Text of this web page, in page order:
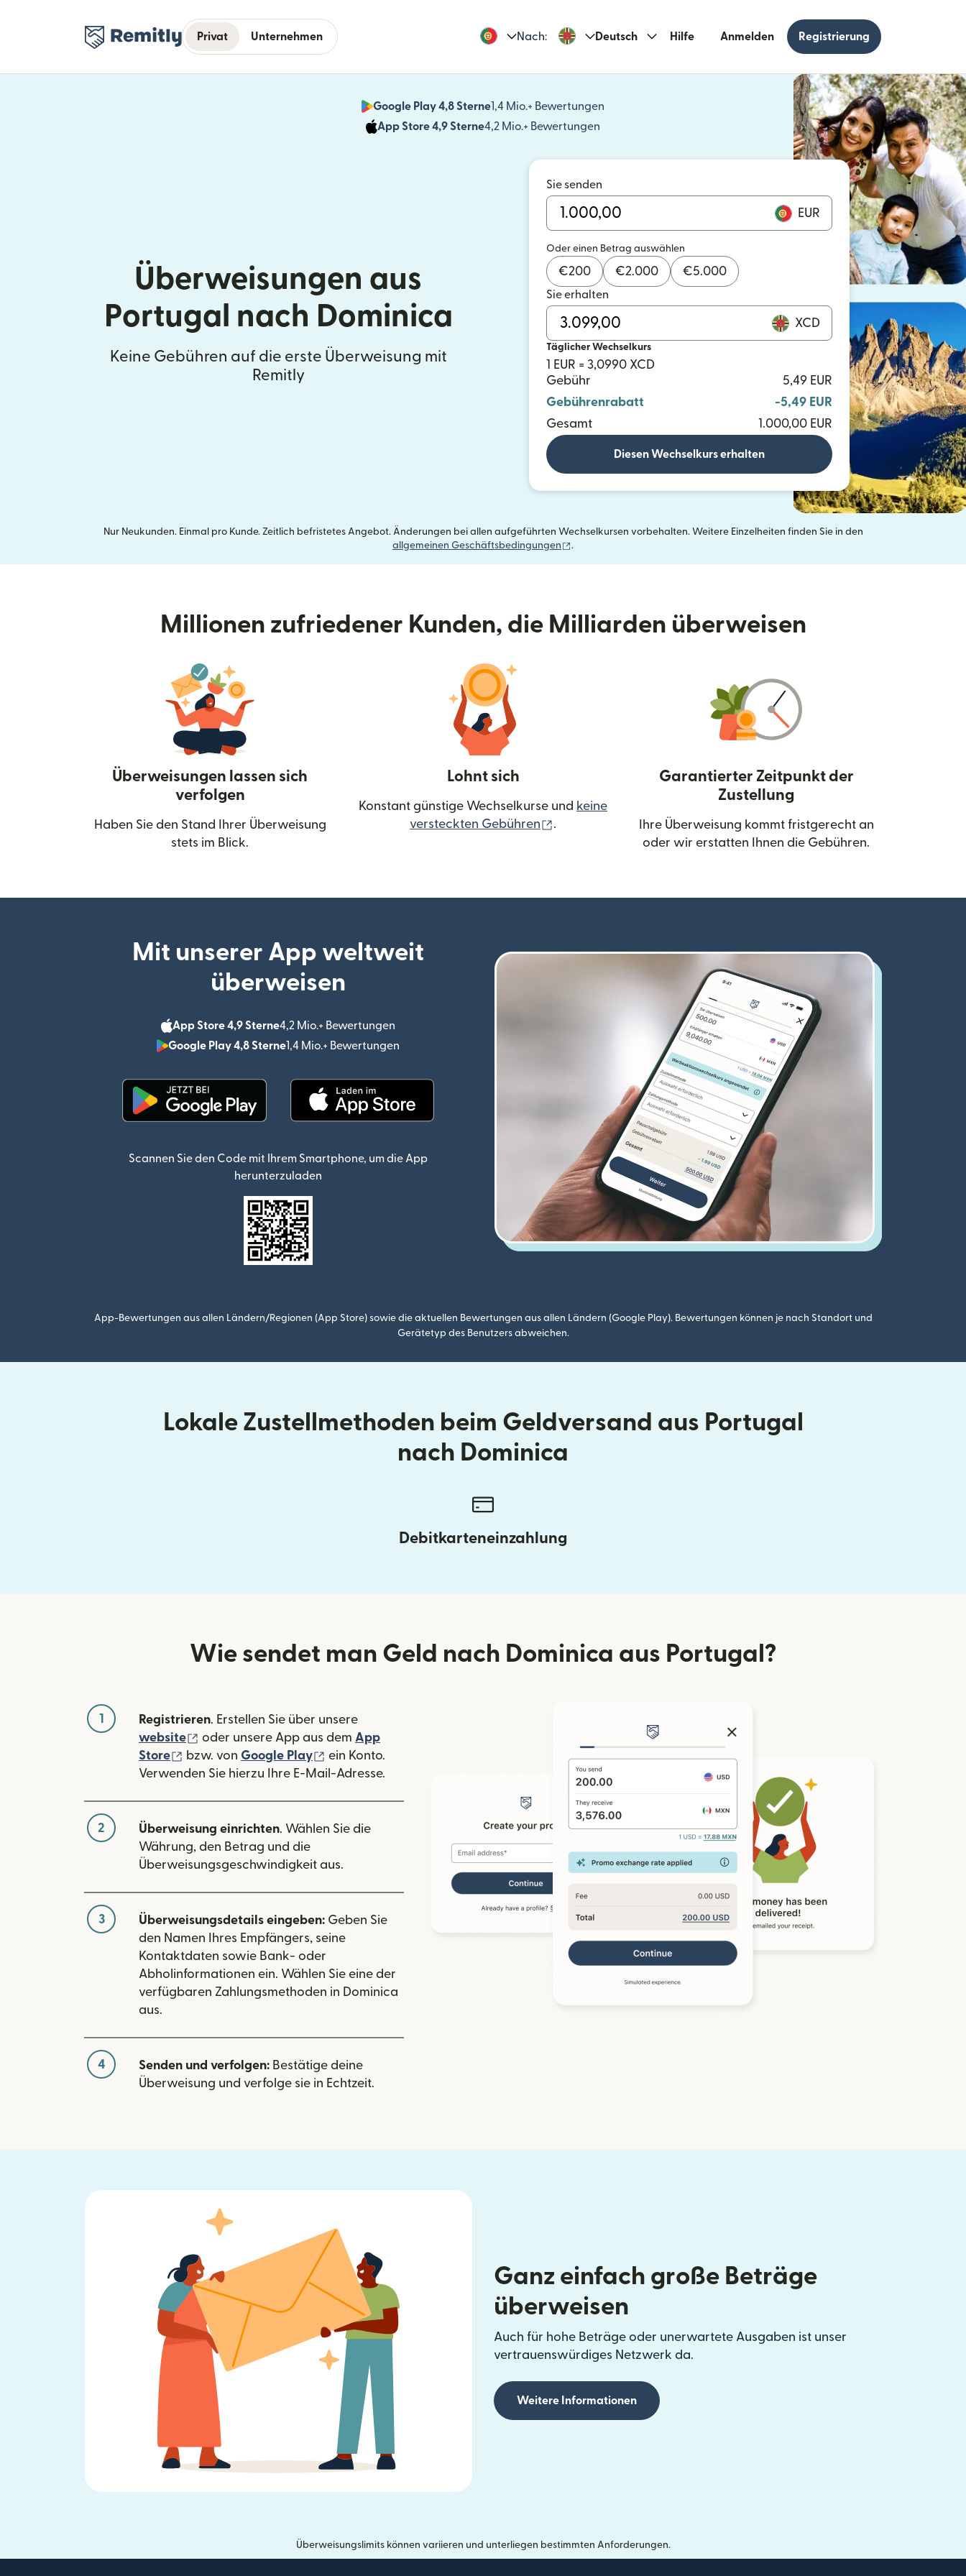
Privat Unternehmen Nach: Deutsch Hilfe Anmelden Registrierung
Google Play 4,8 Sterne1,4 Mio.+ Bewertungen
(wird in einem neuen Fenster geöffnet)
App Store 4,9 Sterne4,2 Mio.+ Bewertungen
(wird in einem neuen Fenster geöffnet)
Überweisungen aus
Portugal nach Dominica
Keine Gebühren auf die erste Überweisung mit
Remitly
Sie senden
EUR
Oder einen Betrag auswählen
€200 €2.000 €5.000
Sie erhalten
XCD
Täglicher Wechselkurs
1 EUR = 3,0990 XCD
Gebühr
5,49 EUR
Gebührenrabatt
-5,49 EUR
Gesamt
1.000,00 EUR
Diesen Wechselkurs erhalten
Nur Neukunden. Einmal pro Kunde. Zeitlich befristetes Angebot. Änderungen bei allen aufgeführten Wechselkursen vorbehalten. Weitere Einzelheiten finden Sie in den
allgemeinen Geschäftsbedingungen
(wird in einem neuen Fenster geöffnet)
.
Millionen zufriedener Kunden, die Milliarden überweisen
Überweisungen lassen sich
verfolgen
Haben Sie den Stand Ihrer Überweisung
stets im Blick.
Lohnt sich
Konstant günstige Wechselkurse und keine
versteckten Gebühren
(wird in einem neuen Fenster geöffnet)
.
Garantierter Zeitpunkt der
Zustellung
Ihre Überweisung kommt fristgerecht an
oder wir erstatten Ihnen die Gebühren.
Mit unserer App weltweit
überweisen
App Store 4,9 Sterne4,2 Mio.+ Bewertungen
Google Play 4,8 Sterne1,4 Mio.+ Bewertungen
Scannen Sie den Code mit Ihrem Smartphone, um die App
herunterzuladen
App-Bewertungen aus allen Ländern/Regionen (App Store) sowie die aktuellen Bewertungen aus allen Ländern (Google Play). Bewertungen können je nach Standort und
Gerätetyp des Benutzers abweichen.
Lokale Zustellmethoden beim Geldversand aus Portugal
nach Dominica
Debitkarteneinzahlung
Wie sendet man Geld nach Dominica aus Portugal?
1 Registrieren. Erstellen Sie über unsere
website
(wird in einem neuen Fenster geöffnet)
oder unsere App aus dem App
Store
(wird in einem neuen Fenster geöffnet)
bzw. von Google Play (wird in einem neuen Fenster geöffnet)
ein Konto.
Verwenden Sie hierzu Ihre E-Mail-Adresse.
2 Überweisung einrichten. Wählen Sie die
Währung, den Betrag und die
Überweisungsgeschwindigkeit aus.
3 Überweisungsdetails eingeben: Geben Sie
den Namen Ihres Empfängers, seine
Kontaktdaten sowie Bank- oder
Abholinformationen ein. Wählen Sie eine der
verfügbaren Zahlungsmethoden in Dominica
aus.
4 Senden und verfolgen: Bestätige deine
Überweisung und verfolge sie in Echtzeit.
Ganz einfach große Beträge
überweisen
Auch für hohe Beträge oder unerwartete Ausgaben ist unser
vertrauenswürdiges Netzwerk da.
Weitere Informationen
Überweisungslimits können variieren und unterliegen bestimmten Anforderungen.